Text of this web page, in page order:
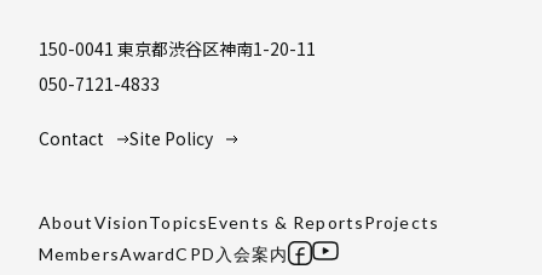
150-0041 東京都渋谷区神南1-20-11
050-7121-4833
Contact Site Policy
AboutVisionTopicsEvents & ReportsProjects
MembersAwardCPD 入会案内